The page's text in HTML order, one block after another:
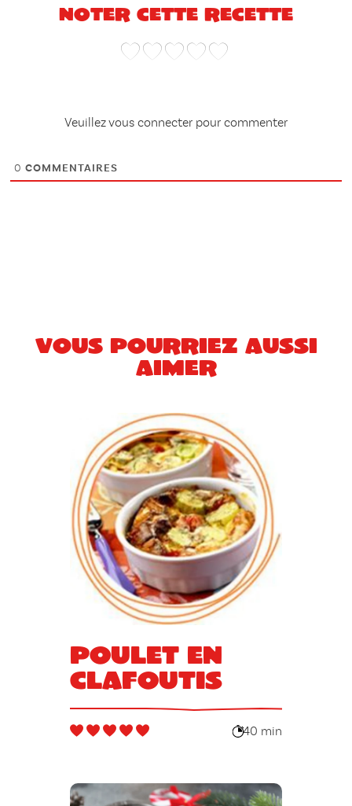
Noter cette recette
Veuillez vous connecter pour commenter
0 COMMENTAIRES
Vous pourriez aussi
aimer
Poulet en
clafoutis
40 min